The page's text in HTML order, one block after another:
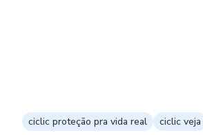
ciclic proteção pra vida real ciclic veja